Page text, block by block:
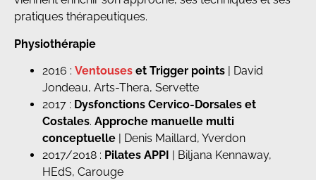
pratiques thérapeutiques.
Physiothérapie
2016 : Ventouses et Trigger points | David
Jondeau, Arts-Thera, Servette
2017 : Dysfonctions Cervico-Dorsales et
Costales. Approche manuelle multi
conceptuelle | Denis Maillard, Yverdon
2017/2018 : Pilates APPI | Biljana Kennaway,
HEdS, Carouge